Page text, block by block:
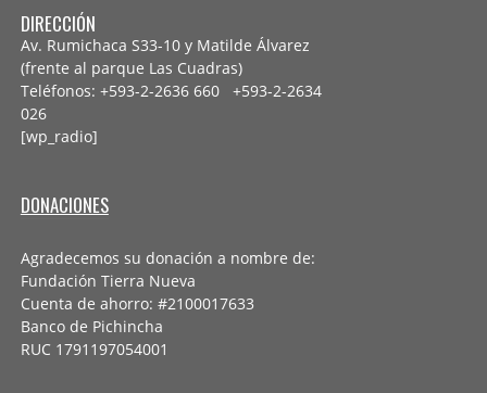
DIRECCIÓN
Av. Rumichaca S33-10 y Matilde Álvarez
(frente al parque Las Cuadras)
Teléfonos: +593-2-2636 660 +593-2-2634
026
[wp_radio]
DONACIONES
Agradecemos su donación a nombre de:
Fundación Tierra Nueva
Cuenta de ahorro: #2100017633
Banco de Pichincha
RUC 1791197054001